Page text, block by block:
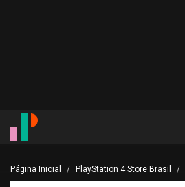
Página Inicial PlayStation 4 Store Brasil